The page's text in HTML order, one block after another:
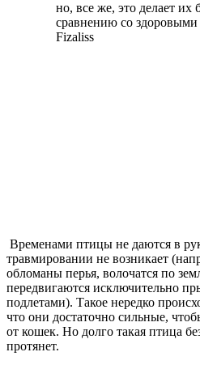
Временами птицы не даются в
травмировании не возникает
обломаны перья, волочатся по
передвигаются исключительно
подлетами). Такое нередко
что они достаточно сильные,
от кошек. Но долго такая птица
протянет.